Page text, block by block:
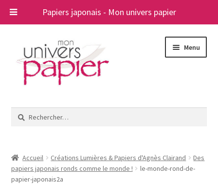
Papiers japonais - Mon univers papier
navigation
contenu
Menu
le
A propos
Contact
Rechercher :
Accueil Créations Lumières & Papiers d'Agnès Clairand
Des
papiers japonais ronds comme le monde !
le-monde-rond-de-
papier-japonais2a